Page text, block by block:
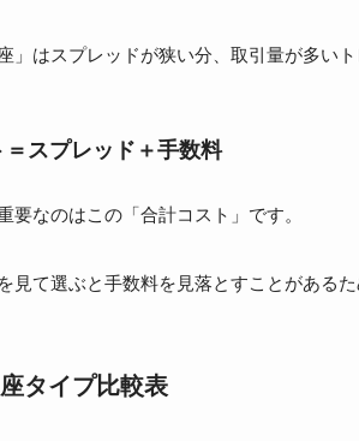
」はスプレッドが狭い分、取引量が多い
スプレッド＋手数料
要なのはこの「合計コスト」です。
見て選ぶと手数料を見落とすことがある
タイプ比較表